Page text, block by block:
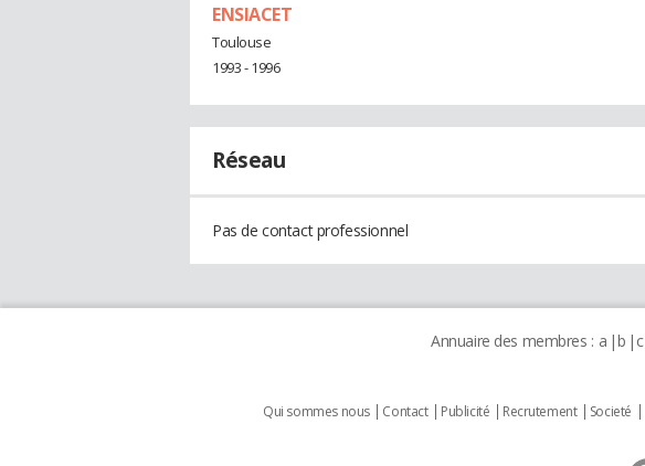
ENSIACET
Toulouse
1993 - 1996
Réseau
Pas de contact professionnel
Annuaire des membres : a b c
Qui sommes nous Contact Publicité Recrutement Societé